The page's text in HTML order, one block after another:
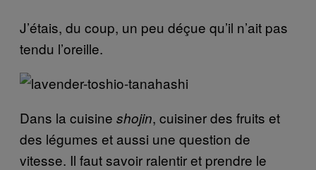
J’étais, du coup, un peu déçue qu’il n’ait pas
tendu l’oreille.
Dans la cuisine shojin, cuisiner des fruits et
des légumes et aussi une question de
vitesse. Il faut savoir ralentir et prendre le